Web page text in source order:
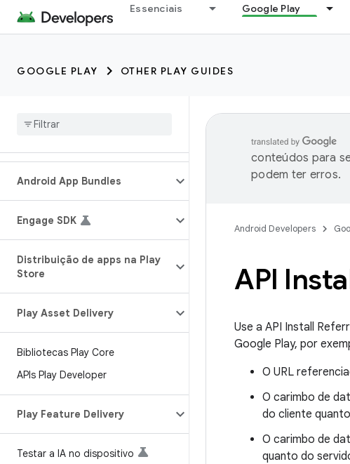
Essenciais Google Play
GOOGLE PLAY OTHER PLAY GUIDES
Android App Bundles
Engage SDK
Distribuição de apps na Play
Store
Play Asset Delivery
Bibliotecas Play Core
APIs Play Developer
Play Feature Delivery
Testar a IA no dispositivo
conteúdos para
podem ter erros.
Android Developers
API
Use a API Install
Google Play, por
O URL
O carimbo de
do cliente
O carimbo de
quanto do